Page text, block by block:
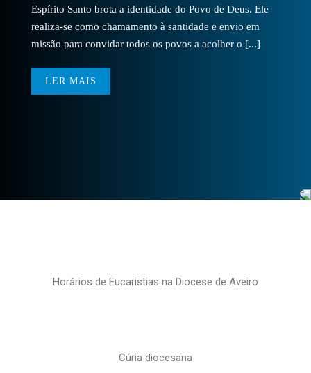
Espírito Santo brota a identidade do Povo de Deus. Ele
realiza-se como chamamento à santidade e envio em
missão para convidar todos os povos a acolher o [...]
LER MAIS
Horários de Eucaristias na Diocese de Aveiro
Cúria diocesana